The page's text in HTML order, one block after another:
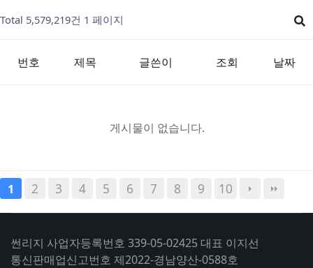
Total 5,579,219건 1 페이지
번호 제목 글쓴이 조회 날짜
게시물이 없습니다.
1 2 3 4 5 6 7 8 9 10
썬리지 사업자등록번호 339-05-02425 대표 이지선
통신판매업신고번호 제2022-경남양산-0588호